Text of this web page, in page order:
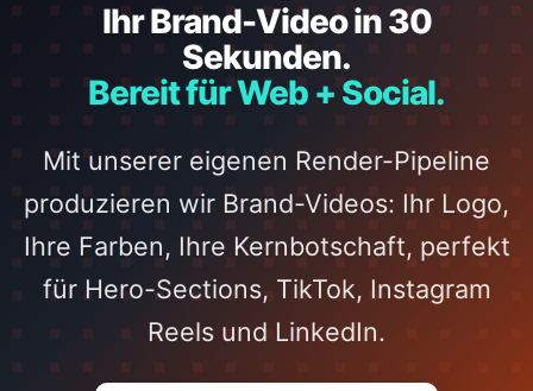
Ihr Brand-Video in 30
Sekunden.
Bereit für Web + Social.
Mit unserer eigenen Render-Pipeline
produzieren wir Brand-Videos: Ihr Logo,
Ihre Farben, Ihre Kernbotschaft, perfekt
für Hero-Sections, TikTok, Instagram
Reels und LinkedIn.